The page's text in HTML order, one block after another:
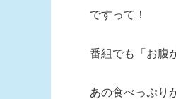
ですって！
番組でも「お腹
あの食べっぷり